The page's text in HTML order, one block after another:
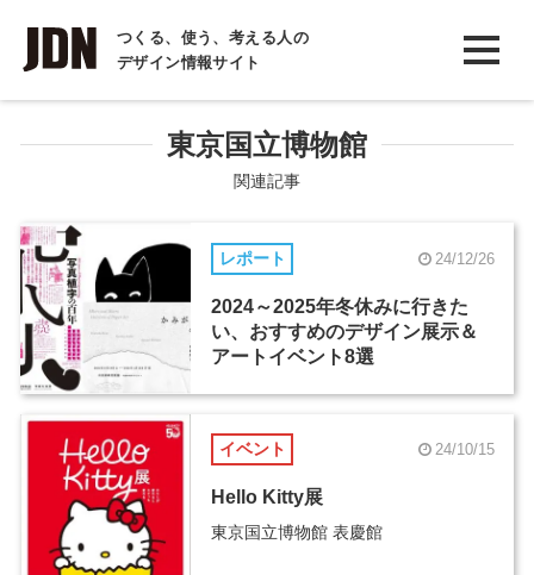
つくる、使う、考える人の
デザイン情報サイト
INTERVIEW
インタビュー
REPORT
COLUMN
コラム
東京国立博物館
関連記事
レポート 24/12/26
2024～2025年冬休みに行きた
い、おすすめのデザイン展示＆
アートイベント8選
イベント 24/10/15
Hello Kitty展
東京国立博物館 表慶館